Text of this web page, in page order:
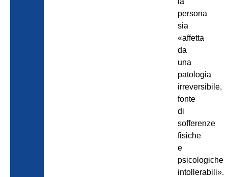
persona
sia
«affetta
da
una
patologia
irreversibile,
fonte
di
sofferenze
fisiche
e
psicologiche
intollerabili».